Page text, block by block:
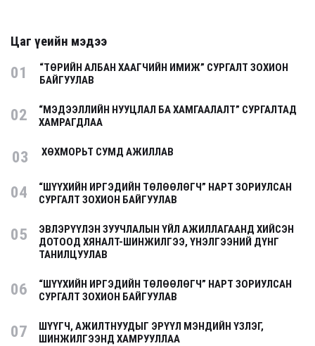
Цаг үеийн мэдээ
01
“ТӨРИЙН АЛБАН ХААГЧИЙН ИМИЖ” СУРГАЛТ ЗОХИОН
БАЙГУУЛАВ
02
“МЭДЭЭЛЛИЙН НУУЦЛАЛ БА ХАМГААЛАЛТ” СУРГАЛТАД
ХАМРАГДЛАА
03 ХӨХМОРЬТ СУМД АЖИЛЛАВ
04
“ШҮҮХИЙН ИРГЭДИЙН ТӨЛӨӨЛӨГЧ” НАРТ ЗОРИУЛСАН
СУРГАЛТ ЗОХИОН БАЙГУУЛАВ
05
ЭВЛЭРҮҮЛЭН ЗУУЧЛАЛЫН ҮЙЛ АЖИЛЛАГААНД ХИЙСЭН
ДОТООД ХЯНАЛТ-ШИНЖИЛГЭЭ, ҮНЭЛГЭЭНИЙ ДҮНГ
ТАНИЛЦУУЛАВ
06
“ШҮҮХИЙН ИРГЭДИЙН ТӨЛӨӨЛӨГЧ” НАРТ ЗОРИУЛСАН
СУРГАЛТ ЗОХИОН БАЙГУУЛАВ
07
ШҮҮГЧ, АЖИЛТНУУДЫГ ЭРҮҮЛ МЭНДИЙН ҮЗЛЭГ,
ШИНЖИЛГЭЭНД ХАМРУУЛЛАА